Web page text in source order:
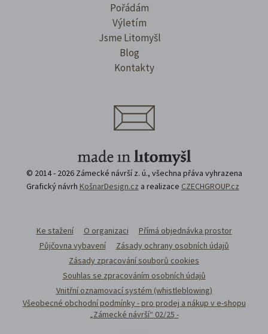
Pořádám
Výletím
Jsme Litomyšl
Blog
Kontakty
© 2014 - 2026 Zámecké návrší z. ú., všechna přáva vyhrazena
Grafický návrh KošnarDesign.cz a realizace CZECHGROUP.cz
Ke stažení O organizaci
Přímá objednávka prostor
Půjčovna vybavení
Zásady ochrany osobních údajů
Zásady zpracování souborů cookies
Souhlas se zpracováním osobních údajů
Vnitřní oznamovací systém (whistleblowing)
Všeobecné obchodní podmínky - pro prodej a nákup v e-shopu
„Zámecké návrší“ 02/25 -